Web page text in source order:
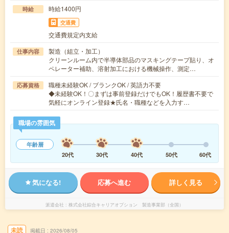
時給 時給1400円
交通費
交通費規定内支給
仕事内容
製造（組立・加工）
クリーンルーム内で半導体部品のマスキングテープ貼り、オ
ペレーター補助、溶射加工における機械操作、測定…
応募資格
職種未経験OK / ブランクOK / 英語力不要
◆未経験OK！〇まずは事前登録だけでもOK！履歴書不要で
気軽にオンライン登録★氏名・職種などを入力す…
職場の雰囲気
年齢層
20代
30代 40代 50代 60代
気になる! 応募へ進む 詳しく見る
派遣会社 株式会社綜合キャリアオプション 製造事業部（全国）
未読 掲載日 2026/08/05